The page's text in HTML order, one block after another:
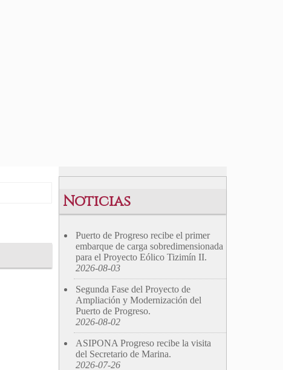
Noticias
Puerto de Progreso recibe el primer
embarque de carga sobredimensionada
para el Proyecto Eólico Tizimín II.
2026-08-03
Segunda Fase del Proyecto de
Ampliación y Modernización del
Puerto de Progreso.
2026-08-02
ASIPONA Progreso recibe la visita
del Secretario de Marina.
2026-07-26